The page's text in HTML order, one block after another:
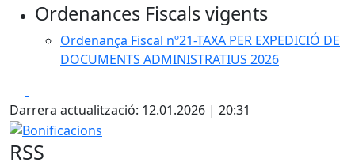
Ordenances Fiscals vigents
Ordenança Fiscal nº21-TAXA PER EXPEDICIÓ DE
DOCUMENTS ADMINISTRATIUS 2026
Darrera actualització: 12.01.2026 | 20:31
Bonificacions
RSS